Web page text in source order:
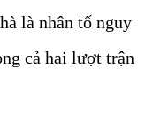
là nhân tố nguy
cả hai lượt trận